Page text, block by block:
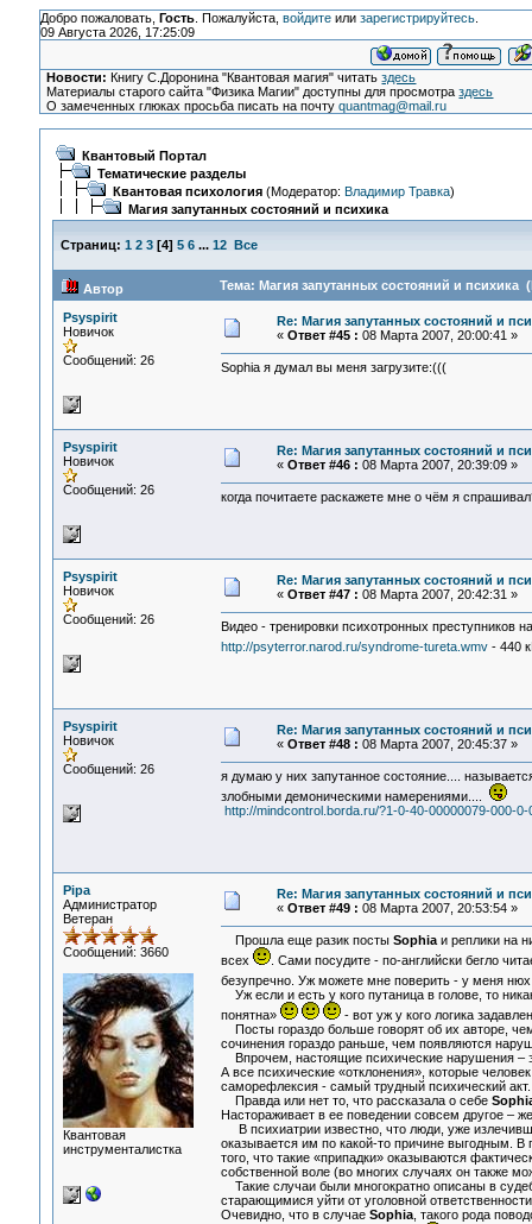
Добро пожаловать, Гость. Пожалуйста, войдитеили зарегистрируйтесь.
09 Августа 2026, 17:25:09
Новости: Книгу С.Доронина "Квантовая магия" читатьздесь
Материалы старого сайта "Физика Магии" доступны для просмотраздесь
О замеченных глюках просьба писать на почтуquantmag@mail.ru
Квантовый Портал
Тематические разделы
Квантовая психология(Модератор: Владимир Травка)
Магия запутанных состояний и психика
Страниц: 1 2 3[4] 5 6 ... 12 Все
Автор Тема: Магия запутанных состояний и психика
Psyspirit
Новичок
Сообщений: 26
Re: Магия запутанных состояний и
« Ответ #45 : 08 Марта 2007, 20:00:41 »
Sophia я думал вы меня загрузите:(((
Psyspirit
Новичок
Сообщений: 26
Re: Магия запутанных состояний и
« Ответ #46 : 08 Марта 2007, 20:39:09 »
когда почитаете раскажете мне о чём я
Psyspirit
Новичок
Сообщений: 26
Re: Магия запутанных состояний и
« Ответ #47 : 08 Марта 2007, 20:42:31 »
Видео - тренировки психотронных преступников
http://psyterror.narod.ru/syndrome-tureta.wmv- 440
Psyspirit
Новичок
Сообщений: 26
Re: Магия запутанных состояний и
« Ответ #48 : 08 Марта 2007, 20:45:37 »
я думаю у них запутанное состояние....
злобными демоническими намерениями....
http://mindcontrol.borda.ru/?1-0-40-00000079-000-0-
Pipa
Администратор
Ветеран
Сообщений: 3660
Квантовая
инструменталистка
Re: Магия запутанных состояний и
« Ответ #49 : 08 Марта 2007, 20:53:54 »
Прошла еще разик посты Sophiaи реплики на
всех
. Сами посудите - по-английски бегло
безупречно. Уж можете мне поверить - у меня
Уж если и есть у кого путаница в голове, то
понятна»
- вот уж у кого логика
Посты гораздо больше говорят об их авторе,
сочинения гораздо раньше, чем появляются
Впрочем, настоящие психические нарушения –
А все психические «отклонения», которые
саморефлексия - самый трудный психический акт.
Правда или нет то, что рассказала о себе
Настораживает в ее поведении совсем другое –
В психиатрии известно, что люди, уже
оказывается им по какой-то причине выгодным.
того, что такие «припадки» оказываются
собственной воле (во многих случаях он также
Такие случаи были многократно описаны в
старающимися уйти от уголовной
Очевидно, что в случае Sophia, такого рода